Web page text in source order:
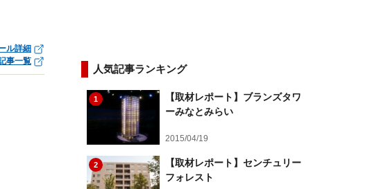
ル詳細
事一覧
人気記事ランキング
1
【取材レポート】ブランズタワ
ーみなとみらい
2015/04/19
2
【取材レポート】センチュリー
フォレスト